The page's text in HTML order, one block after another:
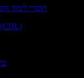
חומרי לימוד
מדריך לימוד אודיו לרישיון נהיגה מסחרי (CDL)